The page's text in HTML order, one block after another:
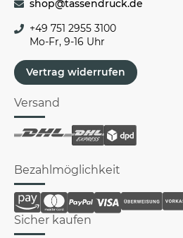
shop@tassendruck.de
+49 751 2955 3100
Mo-Fr, 9-16 Uhr
Vertrag widerrufen
Versand
Bezahlmöglichkeit
Sicher kaufen